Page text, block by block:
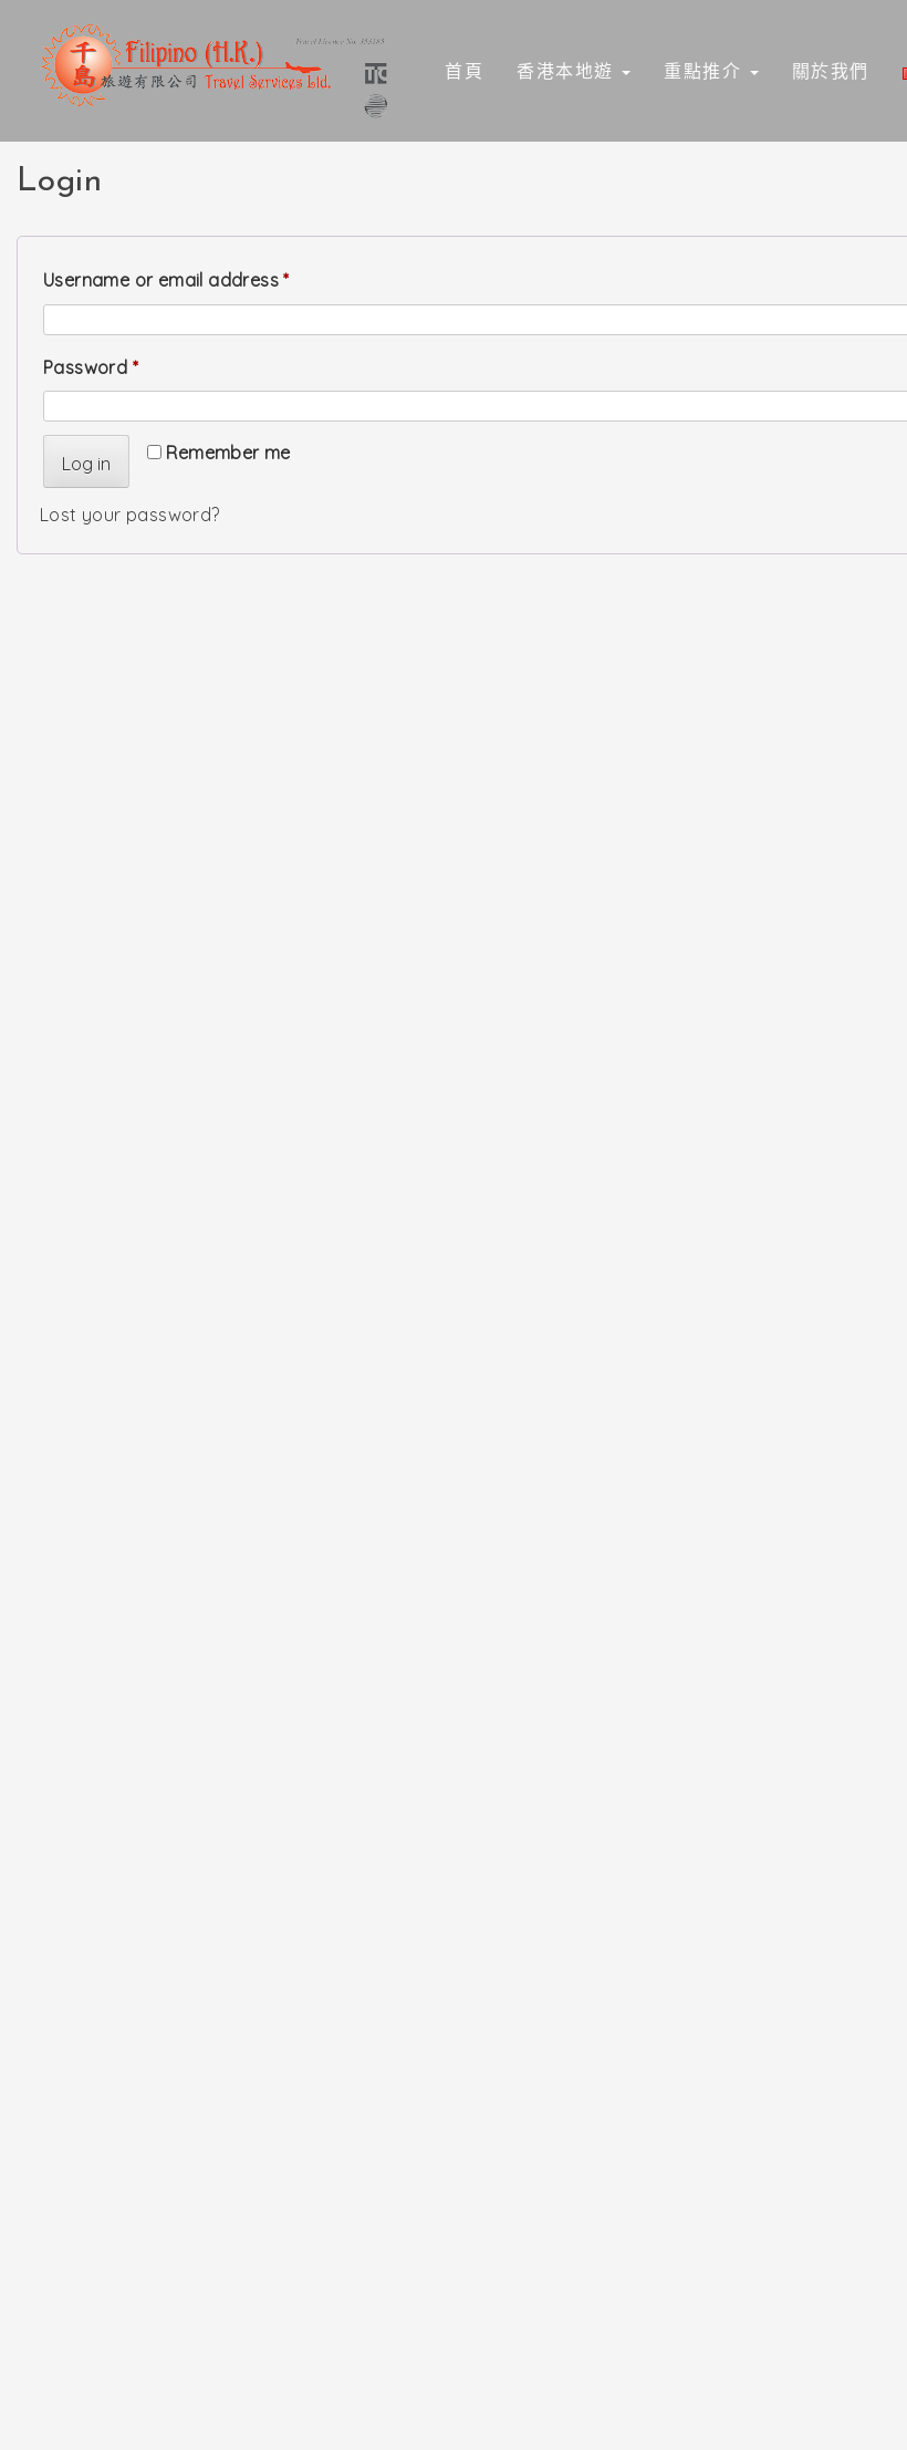
content
首頁 香港本地遊 重點推介 關於我們
Login
Username or email address*Required
Password *Required
Remember me
Log in
Lost your password?